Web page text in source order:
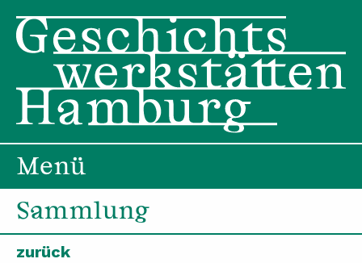
Menü
Sammlung
zurück